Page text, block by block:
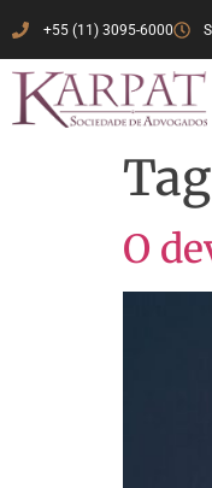
+55 (11) 3095-6000
O